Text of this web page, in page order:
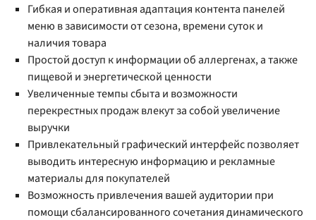
Гибкая и оперативная адаптация контента панелей
меню в зависимости от сезона, времени суток и
наличия товара
Простой доступ к информации об аллергенах, а также
пищевой и энергетической ценности
Увеличенные темпы сбыта и возможности
перекрестных продаж влекут за собой увеличение
выручки
Привлекательный графический интерфейс позволяет
выводить интересную информацию и рекламные
материалы для покупателей
Возможность привлечения вашей аудитории при
помощи сбалансированного сочетания динамического